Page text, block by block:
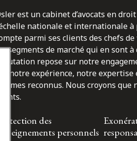
est un cabinet d’avocats en
nationale et internationale
parmi ses clients des chefs
segments de marché qui en sont
repose sur notre
sur notre expérience, notre
reconnus. Nous croyons
clients.
Protection des
renseignements personnels